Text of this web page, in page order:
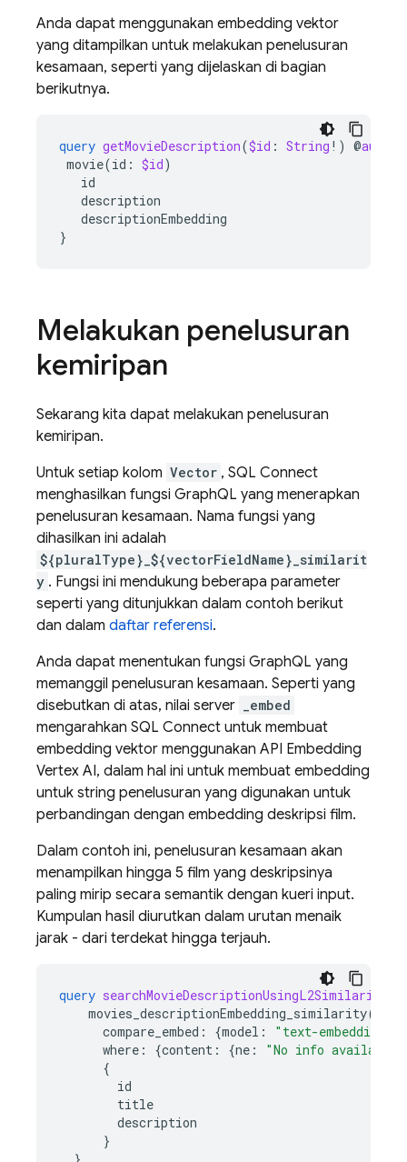
Anda dapat menggunakan embedding vektor
yang ditampilkan untuk melakukan penelusuran
kesamaan, seperti yang dijelaskan di bagian
berikutnya.
query getMovieDescription($id : String !) @auth
movie(id : $id)
id
description
descriptionEmbedding
}
Melakukan penelusuran
kemiripan
Sekarang kita dapat melakukan penelusuran
kemiripan.
Untuk setiap kolom Vector , SQL Connect
menghasilkan fungsi GraphQL yang menerapkan
penelusuran kesamaan. Nama fungsi yang
dihasilkan ini adalah
${pluralType}_${vectorFieldName}_similarit
y . Fungsi ini mendukung beberapa parameter
seperti yang ditunjukkan dalam contoh berikut
dan dalam daftar referensi.
Anda dapat menentukan fungsi GraphQL yang
memanggil penelusuran kesamaan. Seperti yang
disebutkan di atas, nilai server
_embed
mengarahkan SQL Connect untuk membuat
embedding vektor menggunakan API Embedding
Vertex AI, dalam hal ini untuk membuat embedding
untuk string penelusuran yang digunakan untuk
perbandingan dengan embedding deskripsi film.
Dalam contoh ini, penelusuran kesamaan akan
menampilkan hingga 5 film yang deskripsinya
paling mirip secara semantik dengan kueri input.
Kumpulan hasil diurutkan dalam urutan menaik
jarak - dari terdekat hingga terjauh.
query searchMovieDescriptionUsingL2Similarity
movies_descriptionEmbedding_similarity(
compare_embed : {model :
"text-embedding-
where : {content : {ne :
"No info
{
id
title
description
}